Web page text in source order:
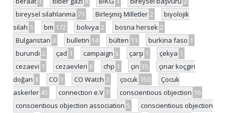
bireysel silahlanma 71 Birleşmiş Milletler 2
biyolojik
silah 1 bm 172 bolivya 2 bosna hersek 2
Bulgaristan 3 bulletin 14 bülten 11 burkina faso 1
burundi 2 çad 1 campaign 5 çarşı 1 çekya 1
cezaevi 1 cezaevleri 6 chp 1 çin 35
çınar koçgiri
doğan 3 CO 1 CO Watch 2 çocuk 150
Çocuk
askerler 45 connection e.V 7 conscientious objection 16
conscientious objection association 5
conscientious objection